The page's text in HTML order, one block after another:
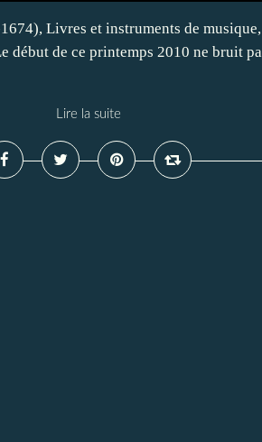
Livres et instruments de
début de ce printemps 2010 ne bruit
Lire la suite